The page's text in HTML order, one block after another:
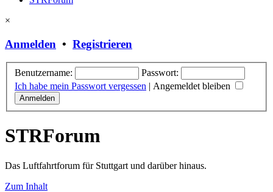
×
Anmelden • Registrieren
Benutzername:
Passwort:
Ich habe mein Passwort vergessen | Angemeldet bleiben
STRForum
Das Luftfahrtforum für Stuttgart und darüber hinaus.
Zum Inhalt